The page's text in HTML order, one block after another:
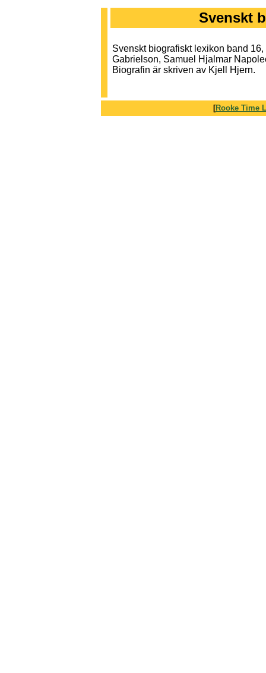
Svenskt
Svenskt biografiskt lexikon band
Gabrielson, Samuel Hjalmar
Biografin är skriven av Kjell Hjern.
[Rooke Time